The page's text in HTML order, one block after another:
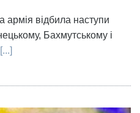
армія відбила наступи
Бахмутському і
[...]